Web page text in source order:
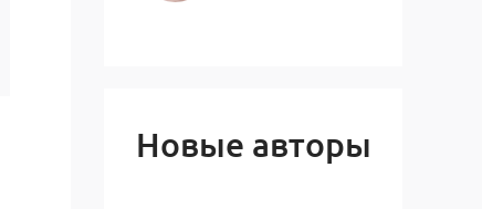
Новые авторы